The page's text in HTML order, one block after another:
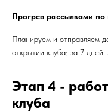
Прогрев рассылками по
Планируем и отправляем
открытии клуба: за 7
Этап 4 -
клуба